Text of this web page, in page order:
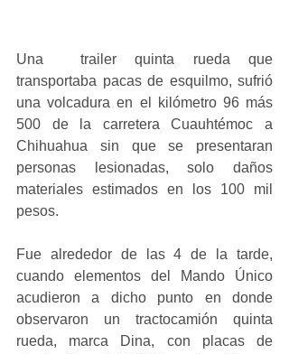
Una  trailer quinta rueda que
transportaba pacas de esquilmo, sufrió
una volcadura en el kilómetro 96 más
500 de la carretera Cuauhtémoc a
Chihuahua sin que se presentaran
personas lesionadas, solo daños
materiales estimados en los 100 mil
pesos.
Fue alrededor de las 4 de la tarde,
cuando elementos del Mando Único
acudieron a dicho punto en donde
observaron un tractocamión quinta
rueda, marca Dina, con placas de